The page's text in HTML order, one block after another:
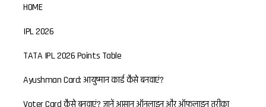
HOME
IPL 2026
TATA IPL 2026 Points Table
Ayushman Card: आयुष्मान कार्ड कैसे बनवाएं?
Voter Card कैसे बनवाएं? जानें आसान ऑनलाइन और ऑफलाइन तरीका